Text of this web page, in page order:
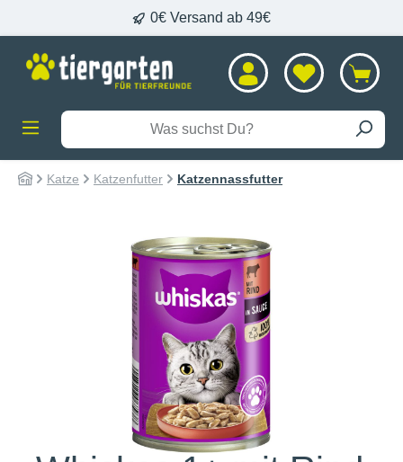
0€ Versand ab 49€
Katze Katzenfutter Katzennassfutter
Bildergalerie überspringen